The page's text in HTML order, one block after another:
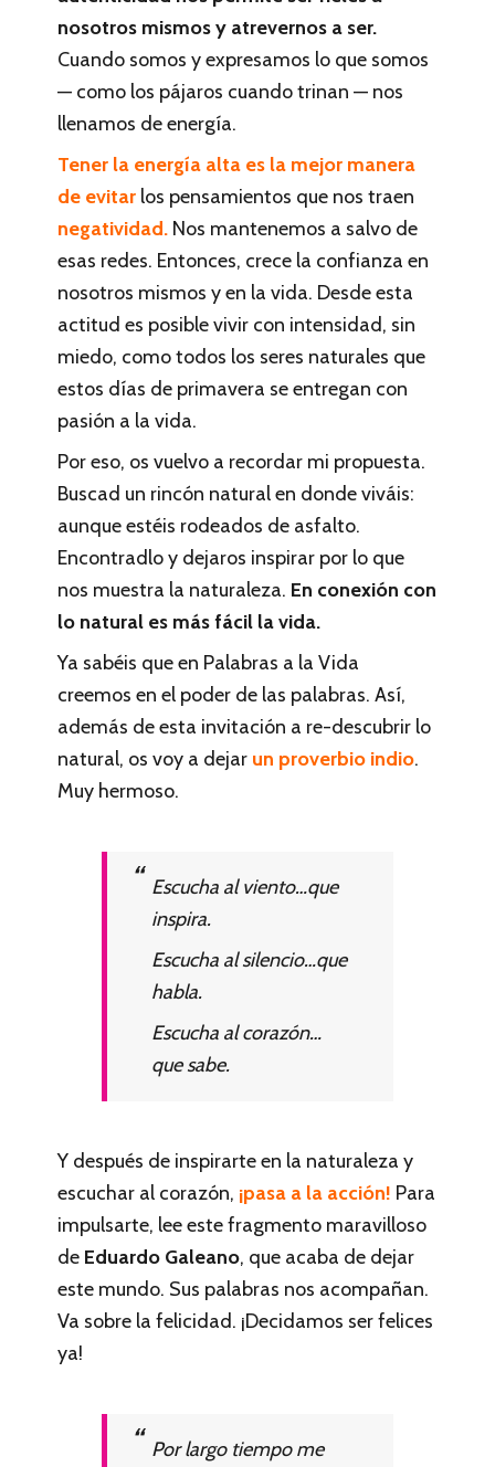
nosotros mismos y atrevernos a ser.
Cuando somos y expresamos lo que somos
— como los pájaros cuando trinan — nos
llenamos de energía.
Tener la energía alta es la mejor manera
de evitar los pensamientos que nos traen
negatividad. Nos mantenemos a salvo de
esas redes. Entonces, crece la confianza en
nosotros mismos y en la vida. Desde esta
actitud es posible vivir con intensidad, sin
miedo, como todos los seres naturales que
estos días de primavera se entregan con
pasión a la vida.
Por eso, os vuelvo a recordar mi propuesta.
Buscad un rincón natural en donde viváis:
aunque estéis rodeados de asfalto.
Encontradlo y dejaros inspirar por lo que
nos muestra la naturaleza. En conexión con
lo natural es más fácil la vida.
Ya sabéis que en Palabras a la Vida
creemos en el poder de las palabras. Así,
además de esta invitación a re-descubrir lo
natural, os voy a dejar un proverbio indio.
Muy hermoso.
Escucha al viento…que
inspira.
Escucha al silencio…que
habla.
Escucha al corazón…
que sabe.
Y después de inspirarte en la naturaleza y
escuchar al corazón, ¡pasa a la acción! Para
impulsarte, lee este fragmento maravilloso
de Eduardo Galeano, que acaba de dejar
este mundo. Sus palabras nos acompañan.
Va sobre la felicidad. ¡Decidamos ser felices
ya!
Por largo tiempo me